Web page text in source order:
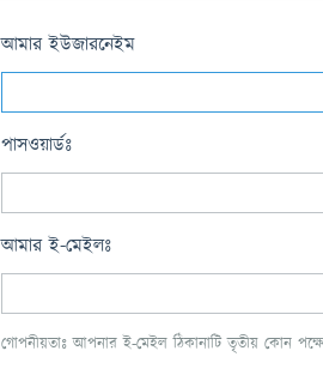
আমার ইউজারনেইম
পাসওয়ার্ডঃ
আমার ই-মেইলঃ
গোপনীয়তাঃ আপনার ই-মেইল ঠিকানাটি তৃতীয় কোন